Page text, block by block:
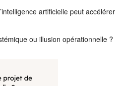
artificielle peut accélérer
ou illusion opérationnelle ?